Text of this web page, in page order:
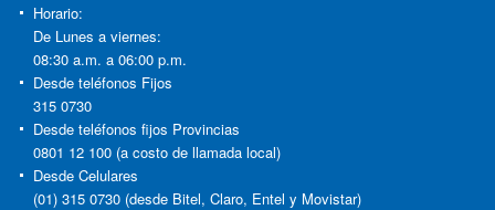
Horario:
De Lunes a viernes:
08:30 a.m. a 06:00 p.m.
Desde teléfonos Fijos
315 0730
Desde teléfonos fijos Provincias
0801 12 100 (a costo de llamada local)
Desde Celulares
(01) 315 0730 (desde Bitel, Claro, Entel y Movistar)